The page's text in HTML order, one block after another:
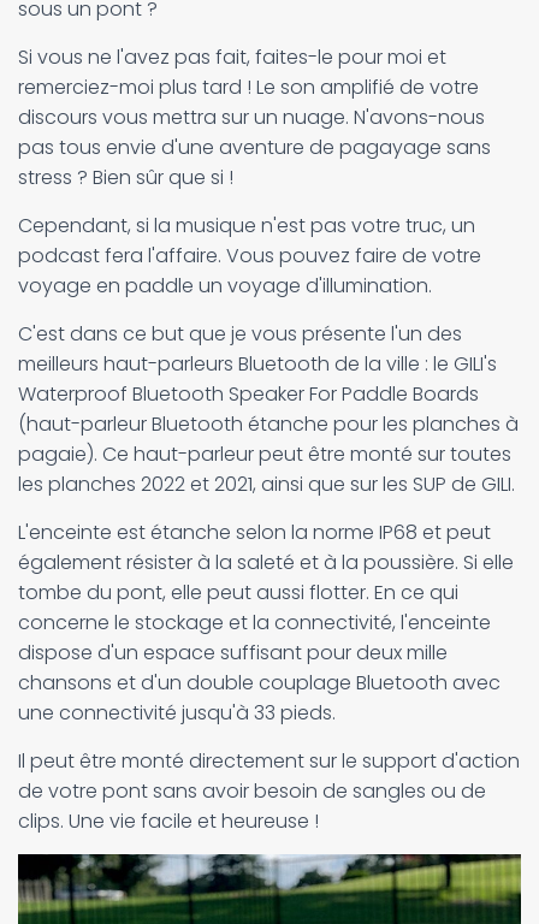
sous un pont ?
Si vous ne l'avez pas fait, faites-le pour moi et
remerciez-moi plus tard ! Le son amplifié de votre
discours vous mettra sur un nuage. N'avons-nous
pas tous envie d'une aventure de pagayage sans
stress ? Bien sûr que si !
Cependant, si la musique n'est pas votre truc, un
podcast fera l'affaire. Vous pouvez faire de votre
voyage en paddle un voyage d'illumination.
C'est dans ce but que je vous présente l'un des
meilleurs haut-parleurs Bluetooth de la ville : le GILI's
Waterproof Bluetooth Speaker For Paddle Boards
(haut-parleur Bluetooth étanche pour les planches à
pagaie). Ce haut-parleur peut être monté sur toutes
les planches 2022 et 2021, ainsi que sur les SUP de GILI.
L'enceinte est étanche selon la norme IP68 et peut
également résister à la saleté et à la poussière. Si elle
tombe du pont, elle peut aussi flotter. En ce qui
concerne le stockage et la connectivité, l'enceinte
dispose d'un espace suffisant pour deux mille
chansons et d'un double couplage Bluetooth avec
une connectivité jusqu'à 33 pieds.
Il peut être monté directement sur le support d'action
de votre pont sans avoir besoin de sangles ou de
clips. Une vie facile et heureuse !